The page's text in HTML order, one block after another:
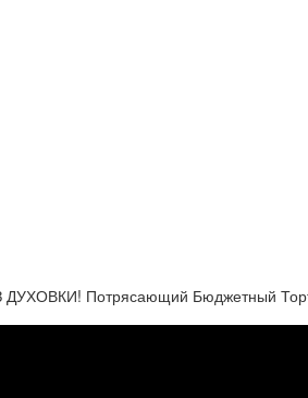
Потрясающий Бюджетный Торт